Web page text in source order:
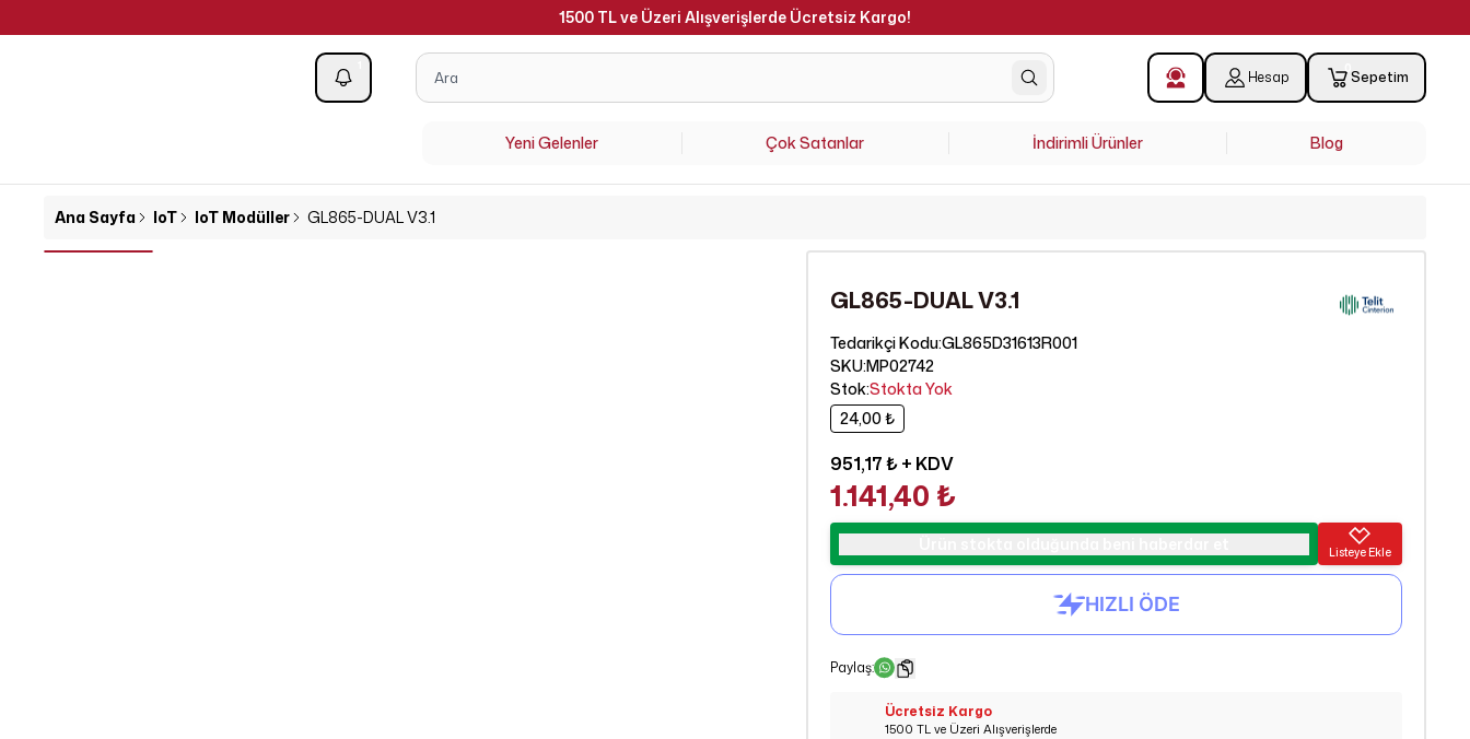
1500 TL ve Üzeri Alışverişlerde Ücretsiz Kargo!
Hesap 0 Sepetim
Yeni Gelenler Çok Satanlar İndirimli Ürünler Blog
Ana Sayfa IoT IoT Modüller GL865-DUAL V3.1
GL865-DUAL V3.1
Tedarikçi Kodu:GL865D31613R001
SKU:MP02742
Stok:Stokta Yok
24,00 ₺
951,17 ₺+ KDV
1.141,40 ₺
Listeye Ekle
Paylaş:
Ücretsiz Kargo
1500 TL ve Üzeri Alışverişlerde